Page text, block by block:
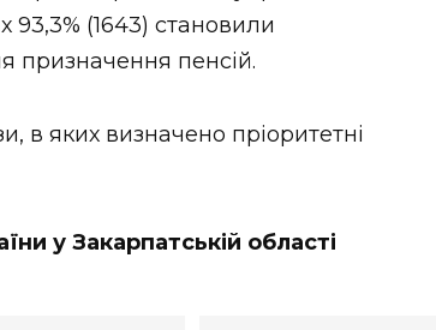
93,3% (1643) становили
призначення пенсій.
в яких визначено пріоритетні
у Закарпатській області